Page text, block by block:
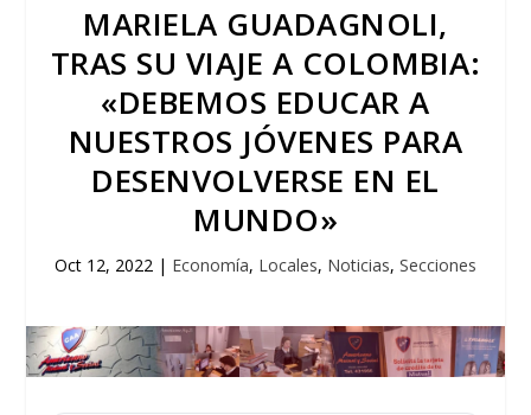
MARIELA GUADAGNOLI,
TRAS SU VIAJE A COLOMBIA:
«DEBEMOS EDUCAR A
NUESTROS JÓVENES PARA
DESENVOLVERSE EN EL
MUNDO»
Oct 12, 2022 | Economía, Locales, Noticias, Secciones